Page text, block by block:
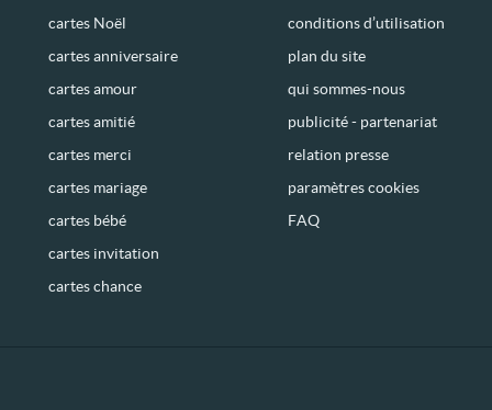
cartes Noël
cartes anniversaire
cartes amour
cartes amitié
cartes merci
cartes mariage
cartes bébé
cartes invitation
cartes chance
conditions d’utilisation
plan du site
qui sommes-nous
publicité - partenariat
relation presse
paramètres cookies
FAQ